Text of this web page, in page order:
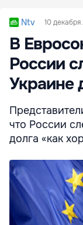
Ntv 10 декабря
В
России
Украине
что России
долга «как